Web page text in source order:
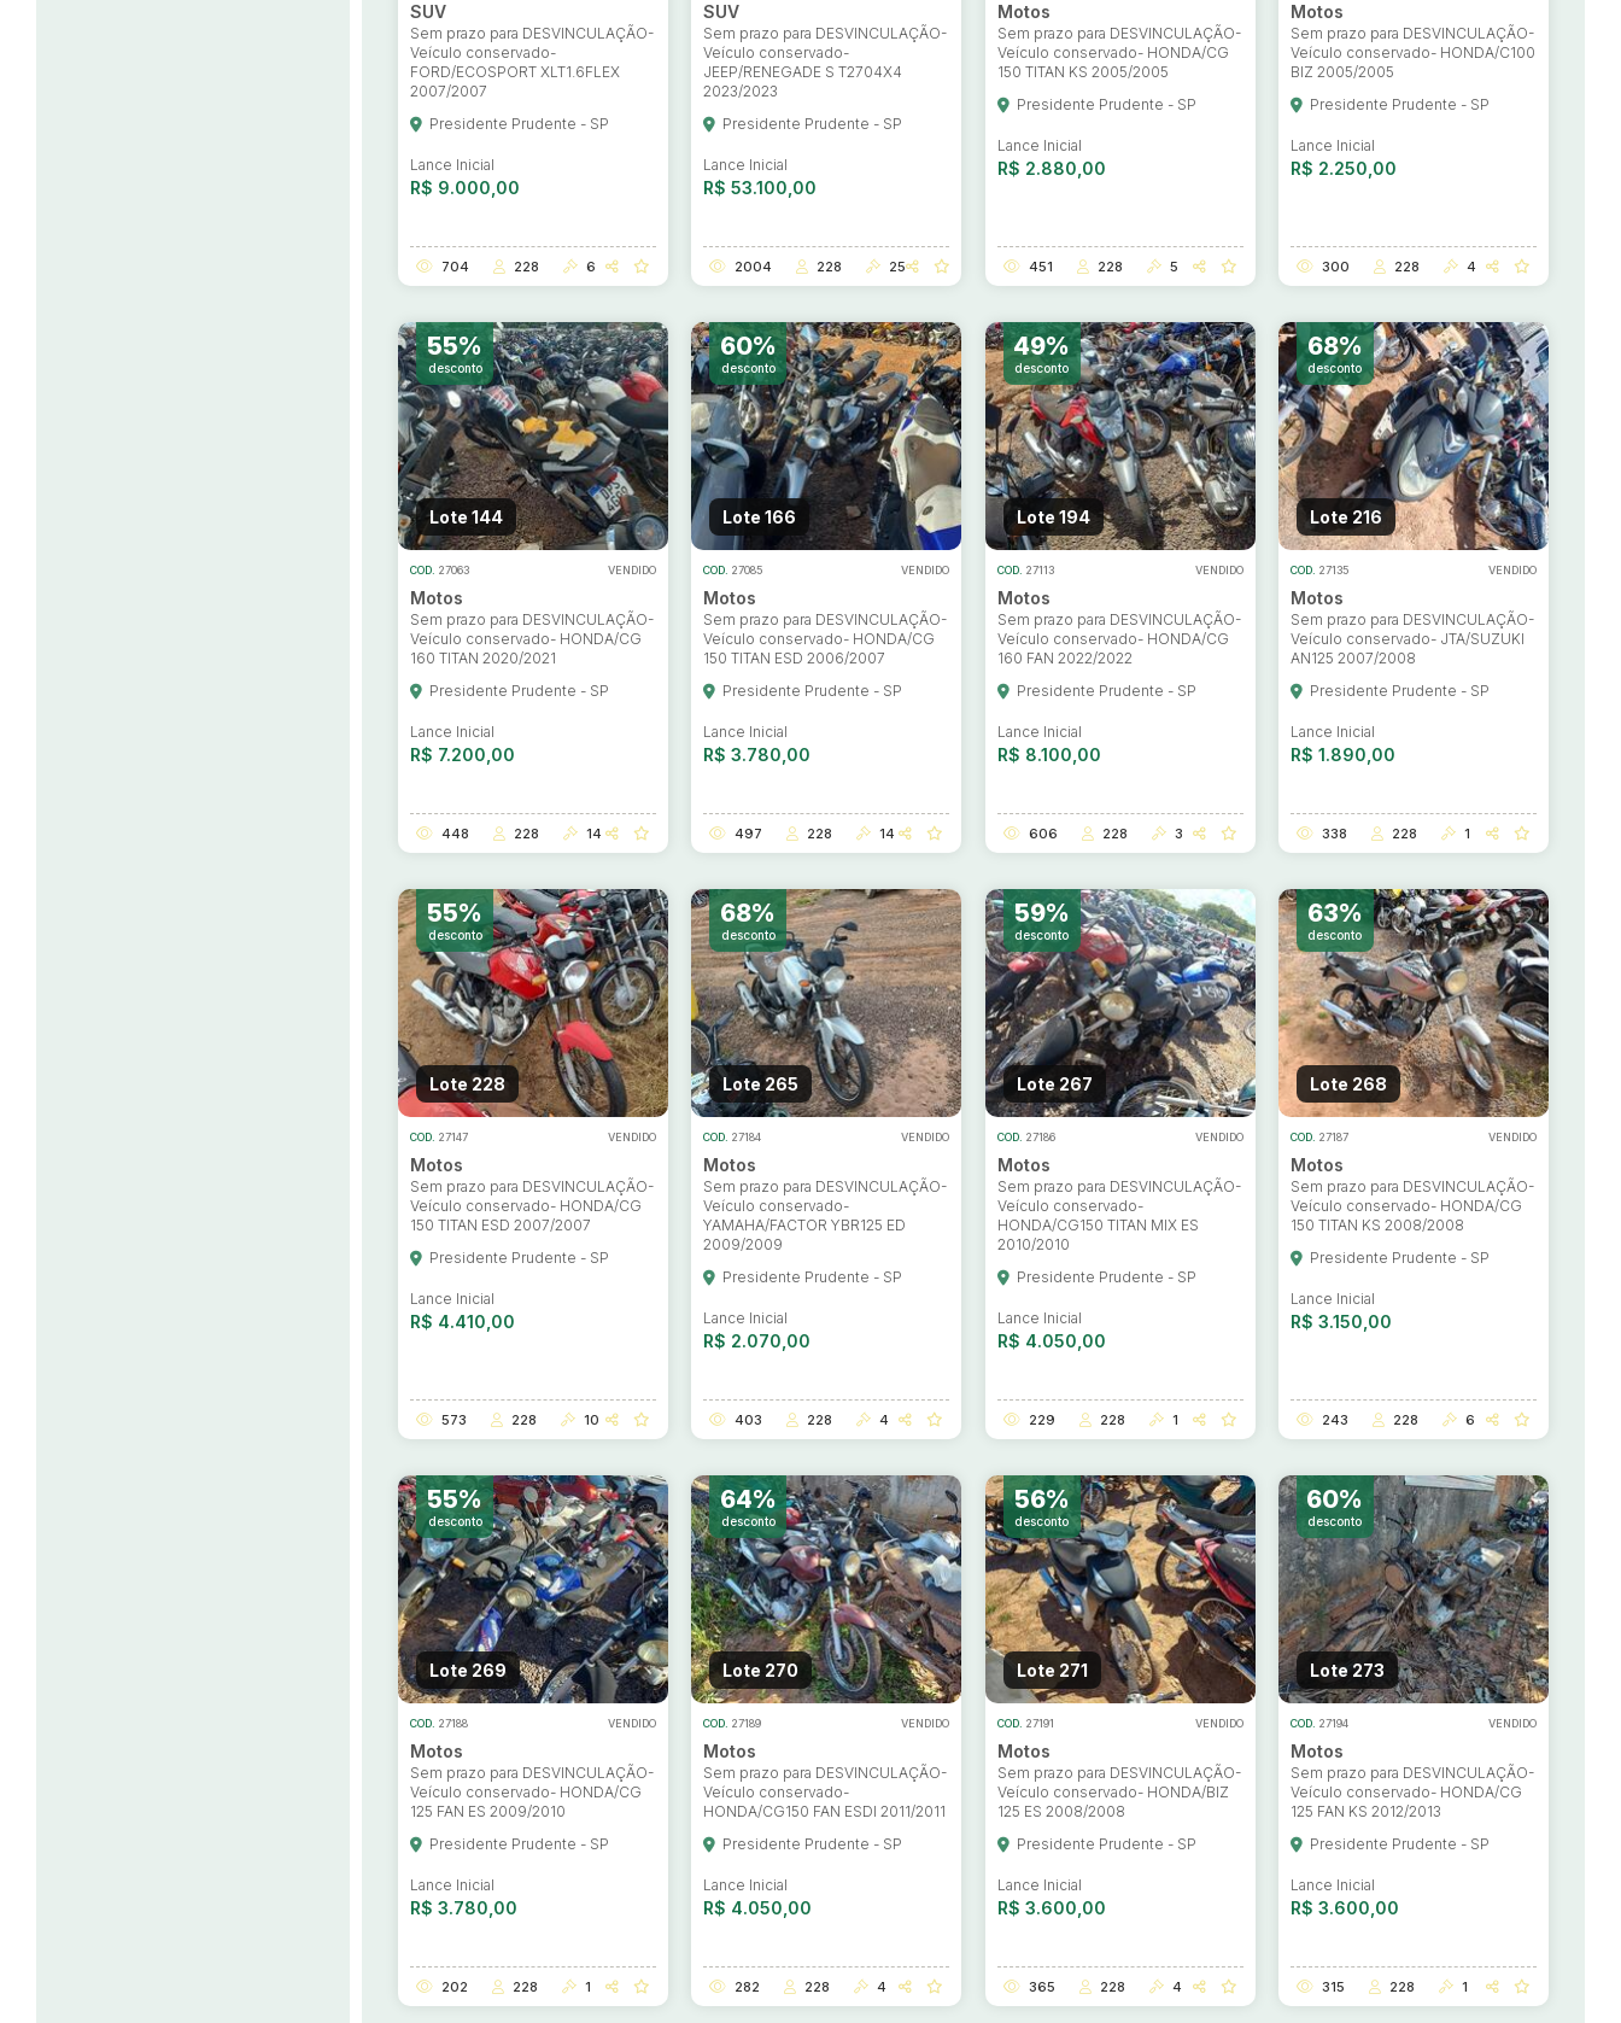
Habilite-se para efetuar lances ou propostas
SUV
Sem prazo para DESVINCULAÇÃO-
Veículo conservado-
FORD/ECOSPORT XLT1.6FLEX
2007/2007
Presidente Prudente - SP
Lance Inicial
R$ 9.000,00
704 228 6
SUV
Sem prazo para DESVINCULAÇÃO-
Veículo conservado-
JEEP/RENEGADE S T2704X4
2023/2023
Presidente Prudente - SP
Lance Inicial
R$ 53.100,00
2004 228 25
Motos
Sem prazo para DESVINCULAÇÃO-
Veículo conservado- HONDA/CG
150 TITAN KS 2005/2005
Presidente Prudente - SP
Lance Inicial
R$ 2.880,00
451 228 5
Motos
Sem prazo para DESVINCULAÇÃO-
Veículo conservado- HONDA/C100
BIZ 2005/2005
Presidente Prudente - SP
Lance Inicial
R$ 2.250,00
300 228 4
55%
desconto
Lote 144
COD. 27063 VENDIDO
Motos
Sem prazo para DESVINCULAÇÃO-
Veículo conservado- HONDA/CG
160 TITAN 2020/2021
Presidente Prudente - SP
Lance Inicial
R$ 7.200,00
448 228 14
60%
desconto
Lote 166
COD. 27085 VENDIDO
Motos
Sem prazo para DESVINCULAÇÃO-
Veículo conservado- HONDA/CG
150 TITAN ESD 2006/2007
Presidente Prudente - SP
Lance Inicial
R$ 3.780,00
497 228 14
49%
desconto
Lote 194
COD. 27113 VENDIDO
Motos
Sem prazo para DESVINCULAÇÃO-
Veículo conservado- HONDA/CG
160 FAN 2022/2022
Presidente Prudente - SP
Lance Inicial
R$ 8.100,00
606 228 3
68%
desconto
Lote 216
COD. 27135 VENDIDO
Motos
Sem prazo para DESVINCULAÇÃO-
Veículo conservado- JTA/SUZUKI
AN125 2007/2008
Presidente Prudente - SP
Lance Inicial
R$ 1.890,00
338 228 1
55%
desconto
Lote 228
COD. 27147 VENDIDO
Motos
Sem prazo para DESVINCULAÇÃO-
Veículo conservado- HONDA/CG
150 TITAN ESD 2007/2007
Presidente Prudente - SP
Lance Inicial
R$ 4.410,00
573 228 10
68%
desconto
Lote 265
COD. 27184 VENDIDO
Motos
Sem prazo para DESVINCULAÇÃO-
Veículo conservado-
YAMAHA/FACTOR YBR125 ED
2009/2009
Presidente Prudente - SP
Lance Inicial
R$ 2.070,00
403 228 4
59%
desconto
Lote 267
COD. 27186 VENDIDO
Motos
Sem prazo para DESVINCULAÇÃO-
Veículo conservado-
HONDA/CG150 TITAN MIX ES
2010/2010
Presidente Prudente - SP
Lance Inicial
R$ 4.050,00
229 228 1
63%
desconto
Lote 268
COD. 27187 VENDIDO
Motos
Sem prazo para DESVINCULAÇÃO-
Veículo conservado- HONDA/CG
150 TITAN KS 2008/2008
Presidente Prudente - SP
Lance Inicial
R$ 3.150,00
243 228 6
55%
desconto
Lote 269
COD. 27188 VENDIDO
Motos
Sem prazo para DESVINCULAÇÃO-
Veículo conservado- HONDA/CG
125 FAN ES 2009/2010
Presidente Prudente - SP
Lance Inicial
R$ 3.780,00
202 228 1
64%
desconto
Lote 270
COD. 27189 VENDIDO
Motos
Sem prazo para DESVINCULAÇÃO-
Veículo conservado-
HONDA/CG150 FAN ESDI 2011/2011
Presidente Prudente - SP
Lance Inicial
R$ 4.050,00
282 228 4
56%
desconto
Lote 271
COD. 27191 VENDIDO
Motos
Sem prazo para DESVINCULAÇÃO-
Veículo conservado- HONDA/BIZ
125 ES 2008/2008
Presidente Prudente - SP
Lance Inicial
R$ 3.600,00
365 228 4
60%
desconto
Lote 273
COD. 27194 VENDIDO
Motos
Sem prazo para DESVINCULAÇÃO-
Veículo conservado- HONDA/CG
125 FAN KS 2012/2013
Presidente Prudente - SP
Lance Inicial
R$ 3.600,00
315 228 1